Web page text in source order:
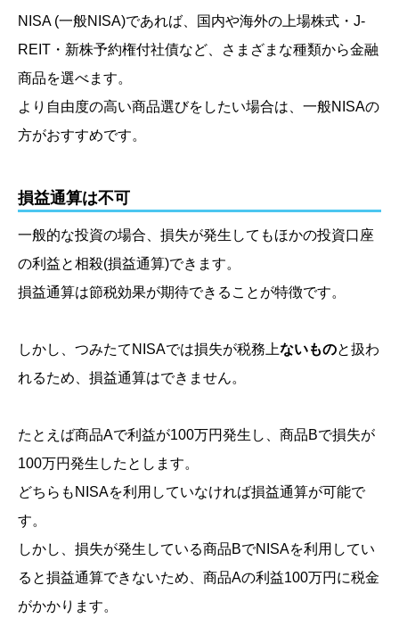
NISA (一般NISA)であれば、国内や海外の上場株式・J-
REIT・新株予約権付社債など、さまざまな種類から金融
商品を選べます。
より自由度の高い商品選びをしたい場合は、一般NISAの
方がおすすめです。
損益通算は不可
一般的な投資の場合、損失が発生してもほかの投資口座
の利益と相殺(損益通算)できます。
損益通算は節税効果が期待できることが特徴です。
しかし、つみたてNISAでは損失が税務上ないものと扱わ
れるため、損益通算はできません。
たとえば商品Aで利益が100万円発生し、商品Bで損失が
100万円発生したとします。
どちらもNISAを利用していなければ損益通算が可能で
す。
しかし、損失が発生している商品BでNISAを利用してい
ると損益通算できないため、商品Aの利益100万円に税金
がかかります。